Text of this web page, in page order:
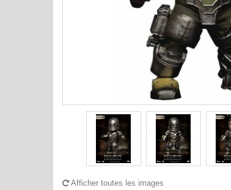
Afficher toutes les images